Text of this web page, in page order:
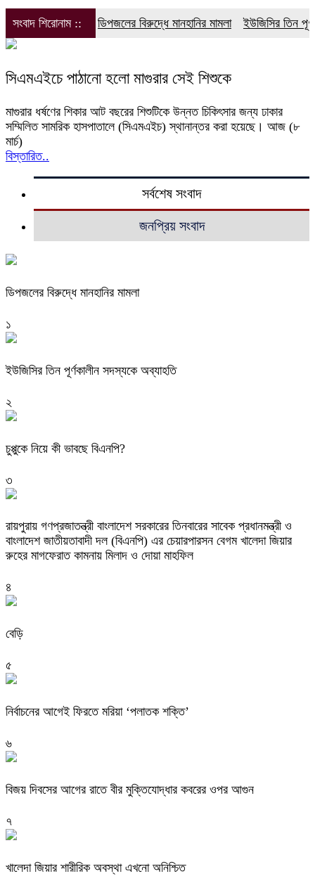
সংবাদ শিরোনাম :: ডিপজলের বিরুদ্ধে মানহানির মামলা ইউজিসির তিন
সিএমএইচে পাঠানো হলো মাগুরার সেই শিশুকে
মাগুরার ধর্ষণের শিকার আট বছরের শিশুটিকে উন্নত চিকিৎসার জন্য ঢাকার
সম্মিলিত সামরিক হাসপাতালে (সিএমএইচ) স্থানান্তর করা হয়েছে। আজ (৮
মার্চ)
বিস্তারিত..
সর্বশেষ সংবাদ
জনপ্রিয় সংবাদ
ডিপজলের বিরুদ্ধে মানহানির মামলা
১
ইউজিসির তিন পূর্ণকালীন সদস্যকে অব্যাহতি
২
চুপ্পুকে নিয়ে কী ভাবছে বিএনপি?
৩
রায়পুরায় গণপ্রজাতন্ত্রী বাংলাদেশ সরকারের তিনবারের সাবেক প্রধানমন্ত্রী ও
বাংলাদেশ জাতীয়তাবাদী দল (বিএনপি) এর চেয়ারপারসন বেগম খালেদা জিয়ার
রুহের মাগফেরাত কামনায় মিলাদ ও দোয়া মাহফিল
৪
বেড়ি
৫
নির্বাচনের আগেই ফিরতে মরিয়া ‘পলাতক শক্তি’
৬
বিজয় দিবসের আগের রাতে বীর মুক্তিযোদ্ধার কবরের ওপর আগুন
৭
খালেদা জিয়ার শারীরিক অবস্থা এখনো অনিশ্চিত